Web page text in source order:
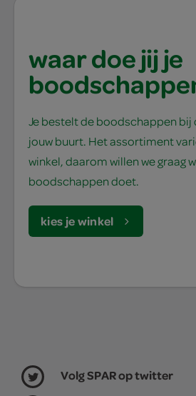
waar doe jij je
Je bestelt de boodschappen bij
jouw buurt. Het assortiment
winkel, daarom willen we graag
boodschappen doet.
kies je winkel
Volg SPAR op twitter